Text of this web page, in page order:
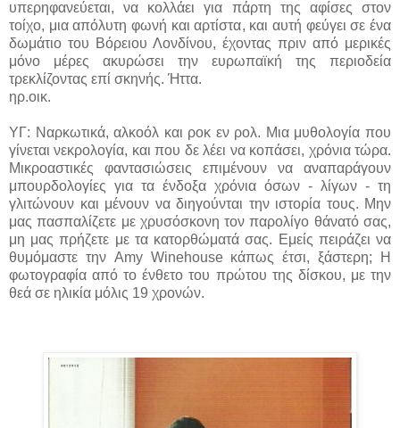
υπερηφανεύεται, να κολλάει για πάρτη της αφίσες στον
τοίχο, μια απόλυτη φωνή και αρτίστα, και αυτή φεύγει σε ένα
δωμάτιο του Βόρειου Λονδίνου, έχοντας πριν από μερικές
μόνο μέρες ακυρώσει την ευρωπαϊκή της περιοδεία
τρεκλίζοντας επί σκηνής. Ήττα.
ηρ.οικ.
ΥΓ: Ναρκωτικά, αλκοόλ και ροκ εν ρολ. Μια μυθολογία που
γίνεται νεκρολογία, και που δε λέει να κοπάσει, χρόνια τώρα.
Μικροαστικές φαντασιώσεις επιμένουν να αναπαράγουν
μπουρδολογίες για τα ένδοξα χρόνια όσων - λίγων - τη
γλιτώνουν και μένουν να διηγούνται την ιστορία τους. Μην
μας πασπαλίζετε με χρυσόσκονη τον παρολίγο θάνατό σας,
μη μας πρήζετε με τα κατορθώματά σας. Εμείς πειράζει να
θυμόμαστε την Amy Winehouse κάπως έτσι, ξάστερη; Η
φωτογραφία από το ένθετο του πρώτου της δίσκου, με την
θεά σε ηλικία μόλις 19 χρονών.